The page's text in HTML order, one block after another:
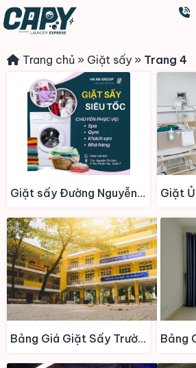
Trang chủ » Giặt sấy » Trang 4
Giặt sấy Đường Nguyễn Huệ
Bảng Giá Giặt Sấy Trường Học – KTX